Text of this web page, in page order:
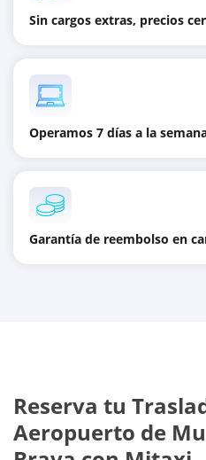
Sin cargos extras, precios
Operamos 7 días a la
Garantía de reembolso en
Reserva tu
Aeropuerto de